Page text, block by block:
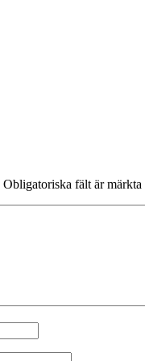
Obligatoriska fält är märkta